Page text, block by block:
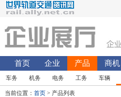
首页 企业 产品 商机
车务 机务 电务 工务 车辆
当前位置： 首页 > 产品列表